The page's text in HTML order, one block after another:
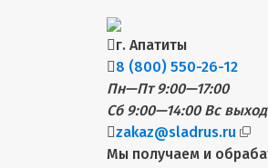
г. Апатиты
8 (800) 550-26-12
Пн—Пт 9:00—17:00
Сб 9:00—14:00 Вс
zakaz@sladrus.ru
Мы получаем и